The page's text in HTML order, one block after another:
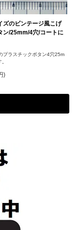
ズのビンテージ風こげ
ン/25mm/4穴/コートに
プラスチックボタン4穴25m
)